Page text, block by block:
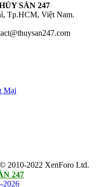
SẢN 247
Tp.HCM, Việt Nam.
Mại
© 2010-2022 XenForo Ltd.
247
2026